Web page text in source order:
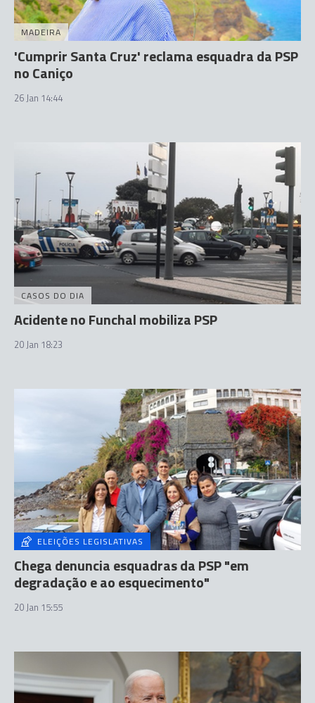
MADEIRA
'Cumprir Santa Cruz' reclama esquadra da PSP
no Caniço
26 Jan 14:44
CASOS DO DIA
Acidente no Funchal mobiliza PSP
20 Jan 18:23
ELEIÇÕES LEGISLATIVAS
Chega denuncia esquadras da PSP "em
degradação e ao esquecimento"
20 Jan 15:55